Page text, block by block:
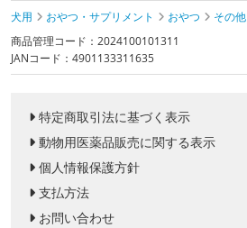
犬用 おやつ・サプリメント おやつ
その他
商品管理コード：2024100101311
JANコード：4901133311635
特定商取引法に基づく表示
動物用医薬品販売に関する表示
個人情報保護方針
支払方法
お問い合わせ